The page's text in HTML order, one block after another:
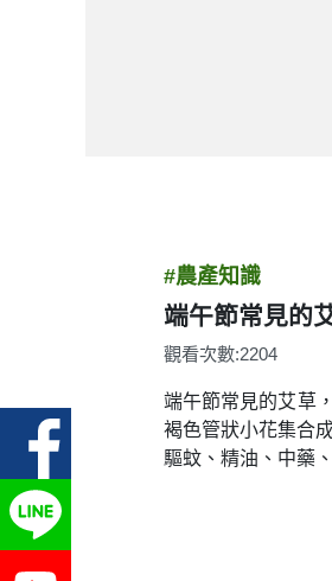
#農產知識
端午節常見的
觀看次數:2204
端午節常見的艾草
褐色管狀小花集合
驅蚊、精油、中藥